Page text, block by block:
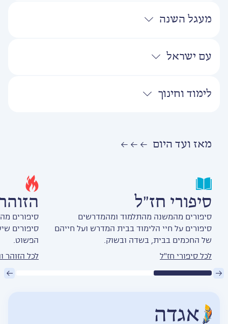
מעגל השנה
עם ישראל
לימוד וחינוך
מאז ועד היום
סיפורי חז״ל
סיפורים מהמשנה מהתלמוד ומהמדרשים
סיפורים על חיי הלימוד בבית המדרש ועל חייהם
של החכמים בבית, בשדה ובשוק.
לכל סיפורי חז"ל
סיפורים
סיפורים
הפשוט.
לכל הזוהר